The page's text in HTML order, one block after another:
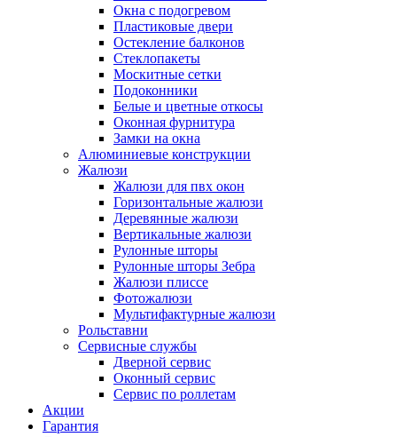
Окна с подогревом
Пластиковые двери
Остекление балконов
Стеклопакеты
Москитные сетки
Подоконники
Белые и цветные откосы
Оконная фурнитура
Замки на окна
Алюминиевые конструкции
Жалюзи
Жалюзи для пвх окон
Горизонтальные жалюзи
Деревянные жалюзи
Вертикальные жалюзи
Рулонные шторы
Рулонные шторы Зебра
Жалюзи плиссе
Фотожалюзи
Мультифактурные жалюзи
Рольставни
Сервисные службы
Дверной сервис
Оконный сервис
Сервис по роллетам
Акции
Гарантия